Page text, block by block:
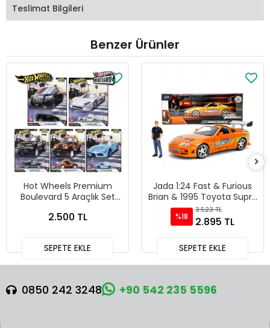
Teslimat Bilgileri
Benzer Ürünler
Hot Wheels Premium
Boulevard 5 Araçlık Set
2.500 TL
SEPETE EKLE
Jada 1:24 Fast & Furious
Brian & 1995 Toyota Supra
Diecast Model Araba -
30738
%18
3.523 TL
2.895 TL
SEPETE EKLE
0850 242 3248 +90 542 235 5596